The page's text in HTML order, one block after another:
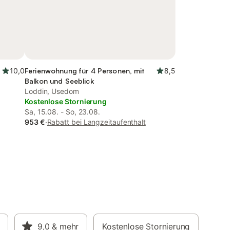
10,0Ferienwohnung für 4 Personen, mit
Balkon und Seeblick
8,5
Loddin, Usedom
Kostenlose Stornierung
Sa, 15.08. - So, 23.08.
953 €·Rabatt bei Langzeitaufenthalt
9,0 & mehr Kostenlose Stornierung